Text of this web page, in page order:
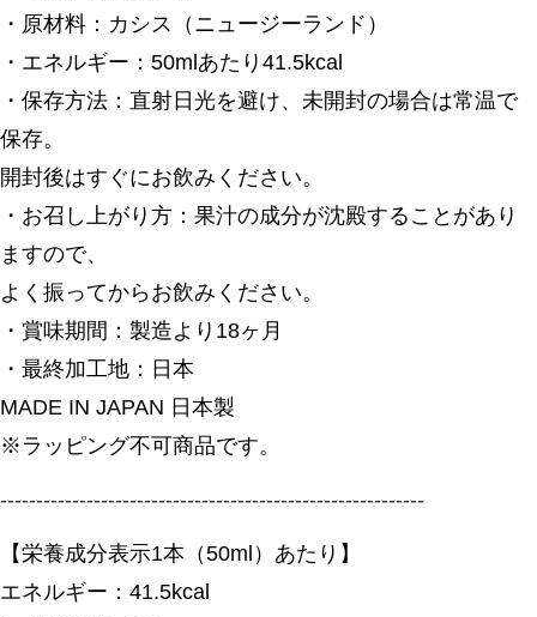
・原材料：カシス（ニュージーランド）
・エネルギー：50mlあたり41.5kcal
・保存方法：直射日光を避け、未開封の場合は常温で
保存。
開封後はすぐにお飲みください。
・お召し上がり方：果汁の成分が沈殿することがあり
ますので、
よく振ってからお飲みください。
・賞味期間：製造より18ヶ月
・最終加工地：日本
MADE IN JAPAN 日本製
※ラッピング不可商品です。
-----------------------------------------------------------
【栄養成分表示1本（50ml）あたり】
エネルギー：41.5kcal